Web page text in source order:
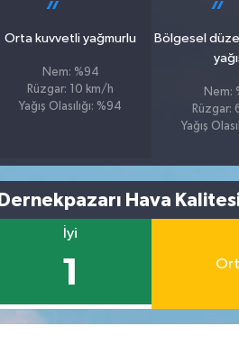
Orta kuvvetli yağmurlu
Nem: %94
Rüzgar: 10 km/h
Yağış Olasılığı: %94
Bölgesel
Nem:
Rüzgar:
Yağış
Dernekpazarı Hava
İyi
1